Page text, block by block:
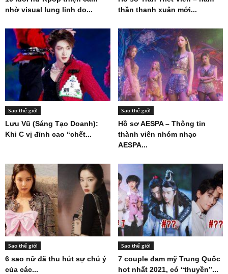
nhờ visual lung linh do...
thần thanh xuân mới...
Sao thế giới
Lưu Vũ (Sáng Tạo Doanh):
Khi C vị đỉnh cao “chết...
Sao thế giới
Hồ sơ AESPA – Thông tin
thành viên nhóm nhạc
AESPA...
Sao thế giới
6 sao nữ đã thu hút sự chú ý
của các...
Sao thế giới
7 couple đam mỹ Trung Quốc
hot nhất 2021, có “thuyền”...